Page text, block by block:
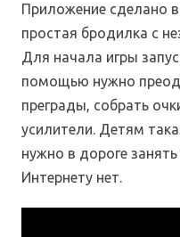
Приложение сделано
простая бродилка с
Для начала игры
помощью нужно
преграды, собрать
усилители. Детям
нужно в дороге
Интернету нет.